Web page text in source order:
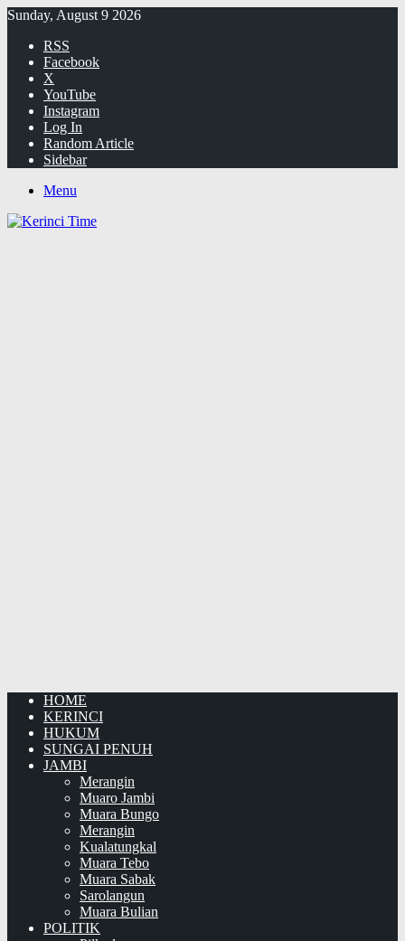
Sunday, August 9 2026
RSS
Facebook
X
YouTube
Instagram
Log In
Random Article
Sidebar
Menu
HOME
KERINCI
HUKUM
SUNGAI PENUH
JAMBI
Merangin
Muaro Jambi
Muara Bungo
Merangin
Kualatungkal
Muara Tebo
Muara Sabak
Sarolangun
Muara Bulian
POLITIK